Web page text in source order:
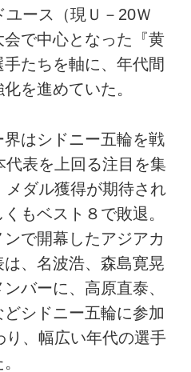
ース（現Ｕ－20Ｗ
で中心となった『黄
たちを軸に、年代間
を進めていた。
はシドニー五輪を戦
代表を上回る注目を集
メダル獲得が期待され
もベスト８で敗退。
で開幕したアジアカ
、名波浩、森島寛晃
バーに、高原直泰、
シドニー五輪に参加
り、幅広い年代の選手